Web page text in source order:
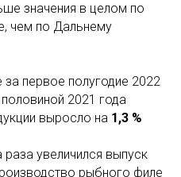
значения в целом по
чем по Дальнему
первое полугодие 2022
2021 года
выросло на 1,3 %
раза увеличился выпуск
рыбного филе